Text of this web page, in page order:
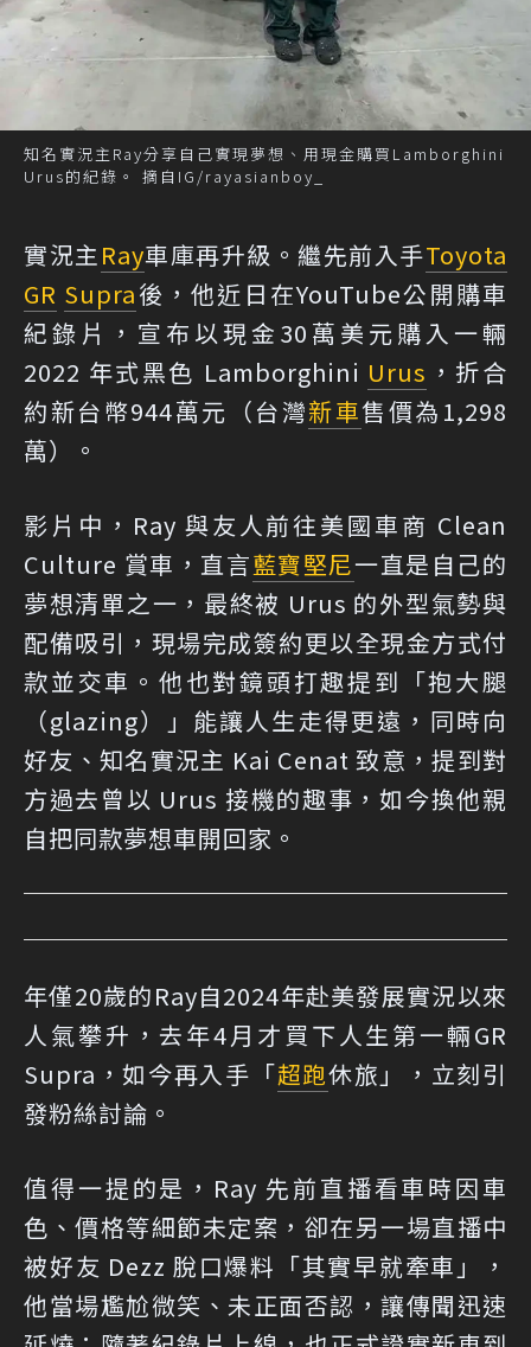
知名實況主Ray分享自己實現夢想、用現金購買Lamborghini
Urus的紀錄。 摘自IG/rayasianboy_
實況主Ray車庫再升級。繼先前入手Toyota
GR Supra後，他近日在YouTube公開購車
紀錄片，宣布以現金30萬美元購入一輛
2022 年式黑色 Lamborghini Urus ，折合
約新台幣944萬元（台灣新車售價為1,298
萬）。
影片中，Ray 與友人前往美國車商 Clean
Culture 賞車，直言藍寶堅尼一直是自己的
夢想清單之一，最終被 Urus 的外型氣勢與
配備吸引，現場完成簽約更以全現金方式付
款並交車。他也對鏡頭打趣提到「抱大腿
（glazing）」能讓人生走得更遠，同時向
好友、知名實況主 Kai Cenat 致意，提到對
方過去曾以 Urus 接機的趣事，如今換他親
自把同款夢想車開回家。
年僅20歲的Ray自2024年赴美發展實況以來
人氣攀升，去年4月才買下人生第一輛GR
Supra，如今再入手「超跑休旅」，立刻引
發粉絲討論。
值得一提的是，Ray 先前直播看車時因車
色、價格等細節未定案，卻在另一場直播中
被好友 Dezz 脫口爆料「其實早就牽車」，
他當場尷尬微笑、未正面否認，讓傳聞迅速